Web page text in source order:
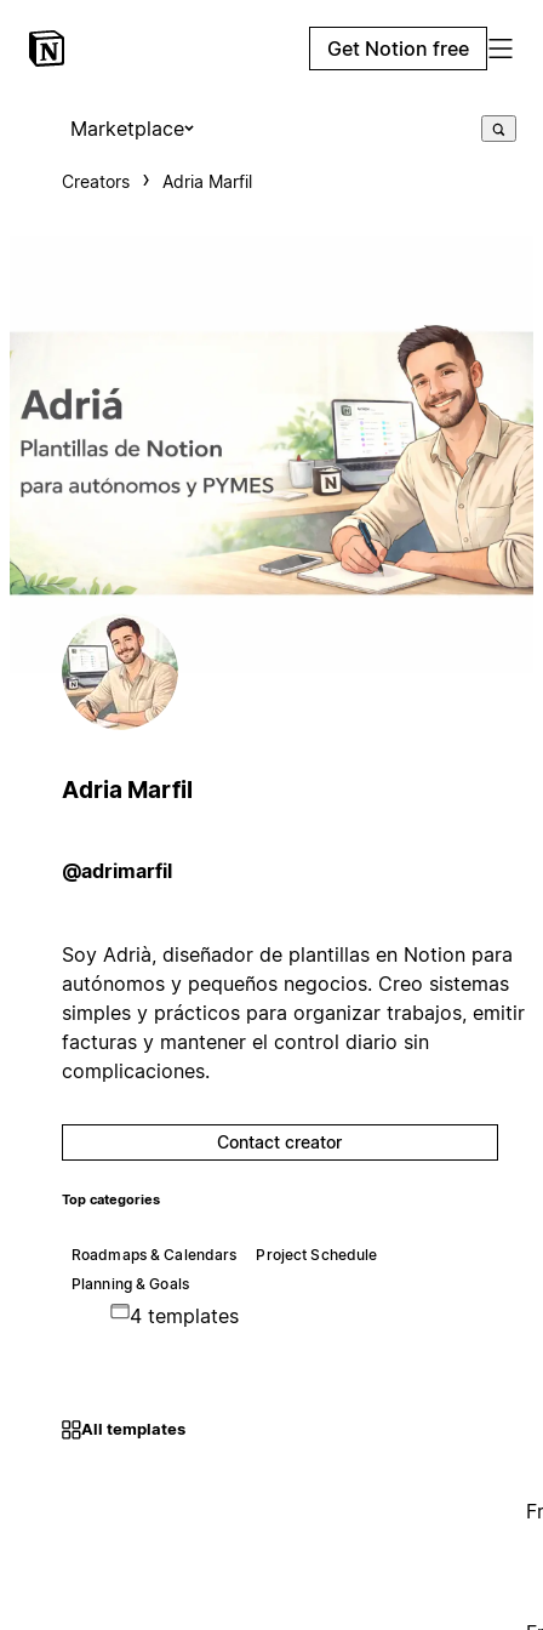
Get Notion free
Marketplace
Creators Adria Marfil
Adria Marfil
@adrimarfil
Soy Adrià, diseñador de plantillas en Notion para
autónomos y pequeños negocios. Creo sistemas
simples y prácticos para organizar trabajos, emitir
facturas y mantener el control diario sin
complicaciones.
Contact creator
Top categories
Roadmaps & Calendars
Project Schedule
Planning & Goals
4 templates
All templates